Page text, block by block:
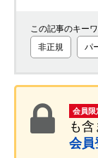
この記事のキー
非正規
パ
会員限
も含
会員